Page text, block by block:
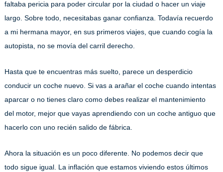
faltaba pericia para poder circular por la ciudad o hacer un viaje
largo. Sobre todo, necesitabas ganar confianza. Todavía recuerdo
a mi hermana mayor, en sus primeros viajes, que cuando cogía la
autopista, no se movía del carril derecho.
Hasta que te encuentras más suelto, parece un desperdicio
conducir un coche nuevo. Si vas a arañar el coche cuando intentas
aparcar o no tienes claro como debes realizar el mantenimiento
del motor, mejor que vayas aprendiendo con un coche antiguo que
hacerlo con uno recién salido de fábrica.
Ahora la situación es un poco diferente. No podemos decir que
todo sigue igual. La inflación que estamos viviendo estos últimos